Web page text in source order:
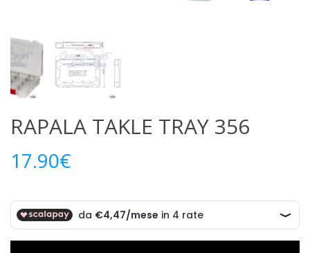
RAPALA TAKLE TRAY 356
17.90€